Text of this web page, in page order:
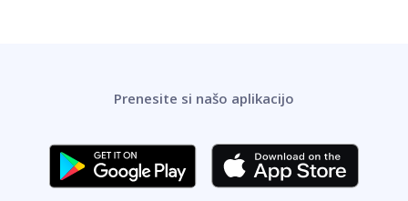
Prenesite si našo aplikacijo